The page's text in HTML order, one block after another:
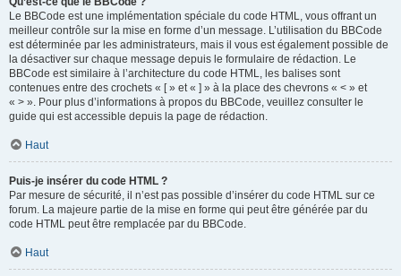
Le BBCode est une implémentation spéciale du code HTML, vous offrant un
meilleur contrôle sur la mise en forme d’un message. L’utilisation du BBCode
est déterminée par les administrateurs, mais il vous est également possible de
la désactiver sur chaque message depuis le formulaire de rédaction. Le
BBCode est similaire à l’architecture du code HTML, les balises sont
contenues entre des crochets « [ » et « ] » à la place des chevrons « < » et
« > ». Pour plus d’informations à propos du BBCode, veuillez consulter le
guide qui est accessible depuis la page de rédaction.
Haut
Puis-je insérer du code HTML ?
Par mesure de sécurité, il n’est pas possible d’insérer du code HTML sur ce
forum. La majeure partie de la mise en forme qui peut être générée par du
code HTML peut être remplacée par du BBCode.
Haut